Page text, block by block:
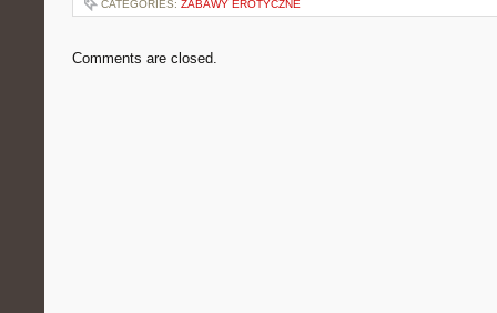
CATEGORIES: ZABAWY EROTYCZNE
Comments are closed.